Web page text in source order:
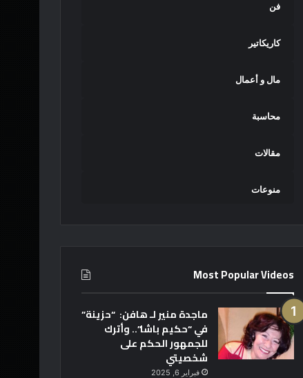
فن
كاريكاتير
مال و أعمال
محاسبة
مقالات
منوعات
Most Popular Videos
ماجدة منير لـ هافن: “حزينة”
في “حكيم باشا”.. وأترك
للجمهور الحكم على
شخصيتي
فبراير 6, 2025